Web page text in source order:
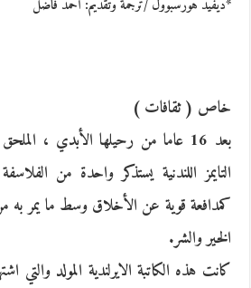
*ديفيد هورسبوول /ترجمة وتقديم: أحمد فاضل
خاص ( ثقافات )
بعد 16 عاما من رحيلها الأبدي ،
التايمز اللندنية يستذكر واحدة من الفلاسفة
كمدافعة قوية عن الأخلاق وسط ما يمر به
الخير والشر.
كانت هذه الكاتبة الايرلندية المولد والتي